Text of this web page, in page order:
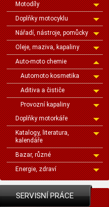
Motodíly
Doplňky motocyklu
Nářadí, nástroje, pomůcky
Oleje, maziva, kapaliny
Auto-moto chemie
Automoto kosmetika
Aditiva a čističe
Provozní kapaliny
Doplňky motorkáře
Katalogy, literatura,
kalendáře
Bazar, různé
Energie, zdraví
SERVISNÍ PRÁCE